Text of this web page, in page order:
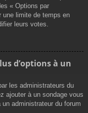
« Options par
une limite de temps en
leurs votes.
d’options à un
les administrateurs du
ajouter à un sondage vous
administrateur du forum